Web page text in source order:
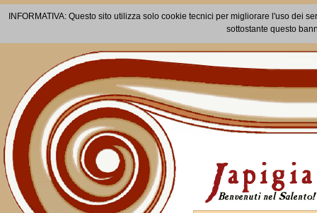
INFORMATIVA: Questo sito utilizza solo cookie tecnici per migliorare l'uso dei
sottostante questo